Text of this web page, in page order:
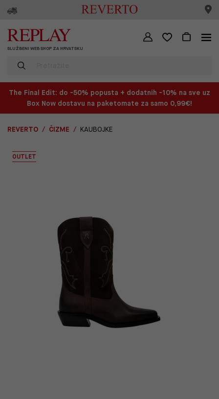
SLUŽBENI WEB SHOP ZA HRVATSKU
The Final Edit: do -50% popusta + dodatnih -10% na sve uz
Box Now dostavu na paketomate za samo 0,99€!
REVERTO ČIZME KAUBOJKE
OUTLET